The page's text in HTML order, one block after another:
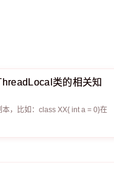
类的相关知
，比如：class XX{ int a = 0}在